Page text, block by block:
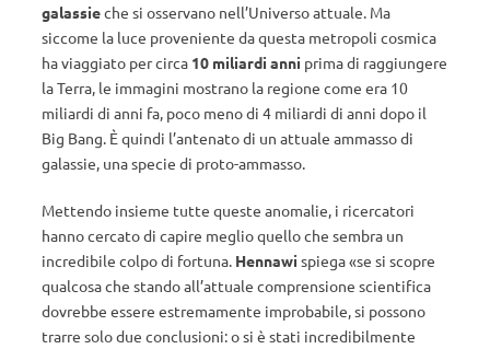
galassieche si osservano nell’Universo attuale. Ma
siccome la luce proveniente da questa metropoli cosmica
ha viaggiato per circa 10 miliardi anni prima di raggiungere
la Terra, le immagini mostrano la regione come era 10
miliardi di anni fa, poco meno di 4 miliardi di anni dopo il
Big Bang. È quindi l’antenato di un attuale ammasso di
galassie, una specie di proto-ammasso.
Mettendo insieme tutte queste anomalie, i ricercatori
hanno cercato di capire meglio quello che sembra un
incredibile colpo di fortuna. Hennawi spiega «se si scopre
qualcosa che stando all’attuale comprensione scientifica
dovrebbe essere estremamente improbabile, si possono
trarre solo due conclusioni: o si è stati incredibilmente